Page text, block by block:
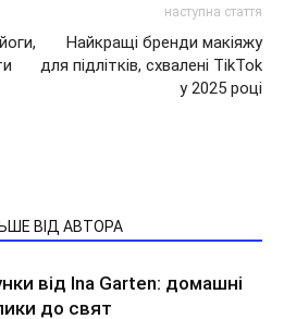
наступна стаття
Найкращі бренди макіяжу
для підлітків, схвалені TikTok
у 2025 році
ВІД АВТОРА
від Ina Garten: домашні
до свят